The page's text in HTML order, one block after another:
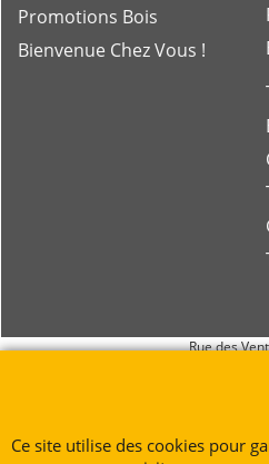
Promotions Bois
Bienvenue Chez Vous !
Rue des
Ce site utilise des cookies pour